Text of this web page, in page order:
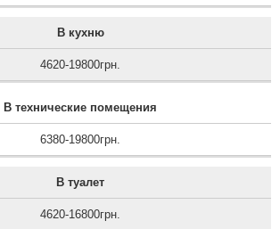
В кухню
4620-19800грн.
В технические помещения
6380-19800грн.
В туалет
4620-16800грн.